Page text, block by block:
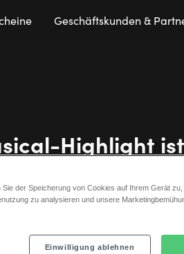
Geschäftskunden &
Highlight
Bibi & Tina –
des Westens
Sie der Speicherung von Cookies auf Ihrem Gerät zu,
zu analysieren und unsere
Einwilligung ablehnen